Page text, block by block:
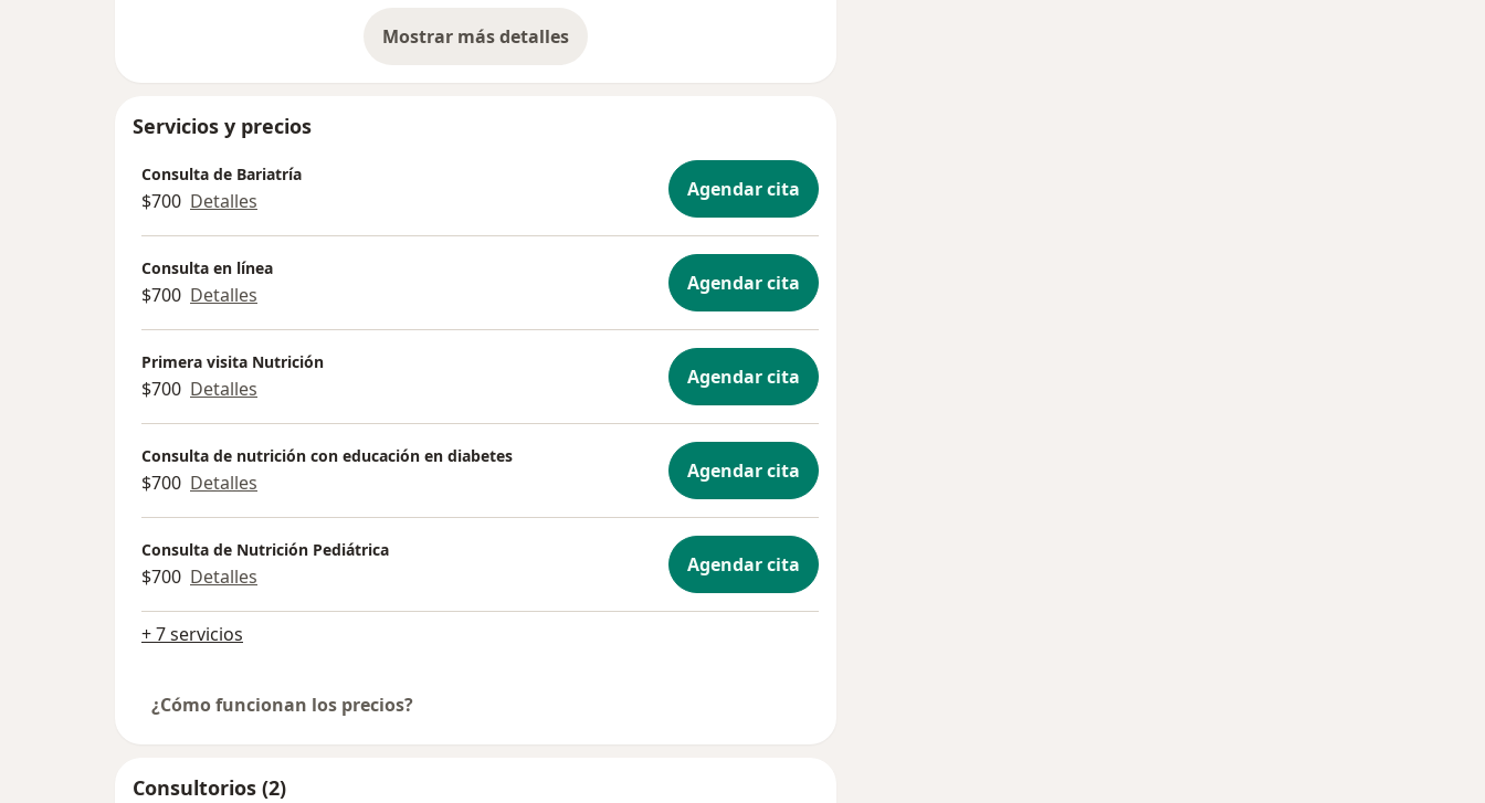
Mostrar más detalles
sobre la experiencia
Servicios y precios
Consulta de Bariatría
$700 Detalles Agendar cita
Consulta en línea
$700 Detalles Agendar cita
Primera visita Nutrición
$700 Detalles Agendar cita
Consulta de nutrición con educación en diabetes
$700 Detalles Agendar cita
Consulta de Nutrición Pediátrica
$700 Detalles Agendar cita
+ 7 servicios
¿Cómo funcionan los precios?
Consultorios (2)